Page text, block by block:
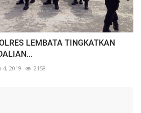
LEMBATA TINGKATKAN
4, 2019 2158